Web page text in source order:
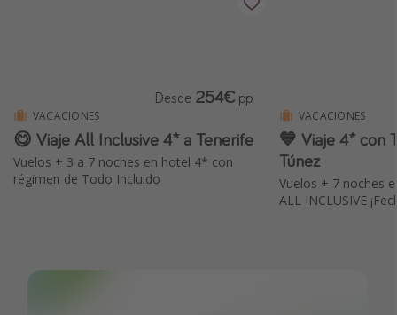
VACACIONES
😋 Viaje All Inclusive 4* a Tenerife
Vuelos + 3 a 7 noches en hotel 4* con
régimen de Todo Incluido
Desde 254€ pp
VACACIONES
💙 Viaje 4* con
Túnez
Vuelos + 7 noches
ALL INCLUSIVE